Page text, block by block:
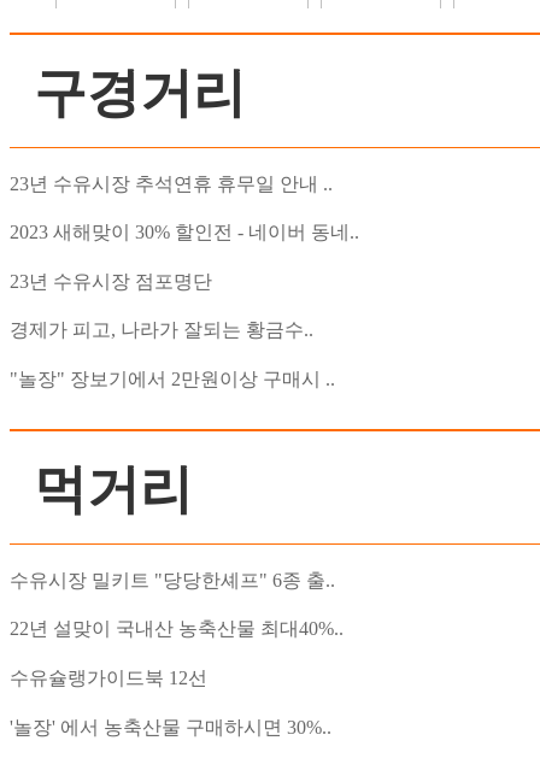
구경거리
23년 수유시장 추석연휴 휴무일 안내 ..
2023 새해맞이 30% 할인전 - 네이버 동네..
23년 수유시장 점포명단
경제가 피고, 나라가 잘되는 황금수..
"놀장" 장보기에서 2만원이상 구매시 ..
먹거리
수유시장 밀키트 "당당한셰프" 6종 출..
22년 설맞이 국내산 농축산물 최대40%..
수유슐랭가이드북 12선
'놀장' 에서 농축산물 구매하시면 30%..